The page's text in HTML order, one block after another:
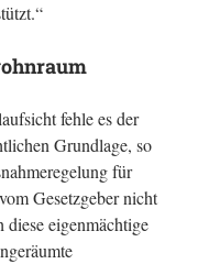
fehle es der
Grundlage, so
für
Gesetzgeber nicht
diese eigenmächtige